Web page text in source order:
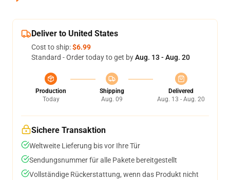
Deliver to United States
Cost to ship:$6.99
Standard - Order today to get byAug. 13 - Aug. 20
Production
Today
Shipping
Aug. 09
Delivered
Aug. 13 - Aug. 20
Sichere Transaktion
Weltweite Lieferung bis vor Ihre Tür
Sendungsnummer für alle Pakete bereitgestellt
Vollständige Rückerstattung, wenn das Produkt nicht